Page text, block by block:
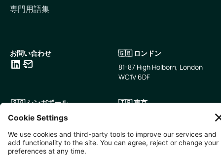
専門用語集
お問い合わせ
🇬🇧 ロンドン
81-87 High Holborn, London
WC1V 6DF
🇸🇬 シンガポール
10 Anson Rd, #05-01,
079903
🇯🇵 東京
IsaI AkasakA 1405室